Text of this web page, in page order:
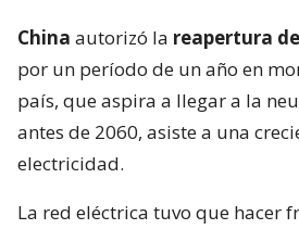
China autorizó la reapertura
por un período de un año en
país, que aspira a llegar a la
antes de 2060, asiste a una
electricidad.
La red eléctrica tuvo que hacer